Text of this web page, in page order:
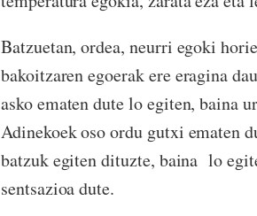
Batzuetan, ordea, neurri egoki
bakoitzaren egoerak ere eragina
asko ematen dute lo egiten, baina
Adinekoek oso ordu gutxi ematen
batzuk egiten dituzte, baina lo
sentsazioa dute.